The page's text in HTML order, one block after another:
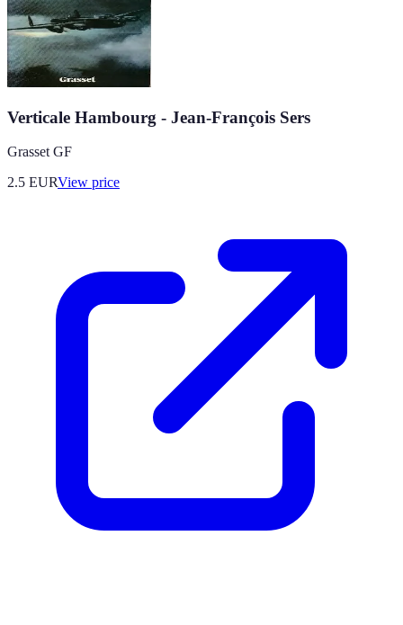
Verticale Hambourg - Jean-François Sers
Grasset GF
2.5 EURView price